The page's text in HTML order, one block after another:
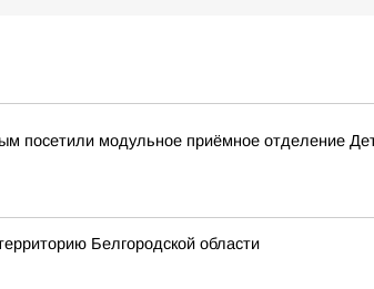
посетили модульное приёмное отделение
Белгородской области